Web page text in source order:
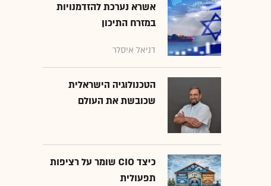
אשרא נערכת להזדמנויות
במזרח התיכון
דניאל איסלר
הטכנולוגיה הישראלית
שכובשת את העולם
כיצד CIO שומר על רציפות
תפעולית